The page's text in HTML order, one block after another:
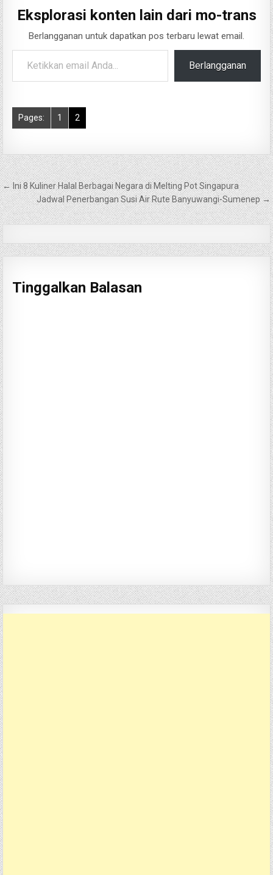
Eksplorasi konten lain dari mo-trans
Berlangganan untuk dapatkan pos terbaru lewat email.
Ketikkan email Anda...
Berlangganan
Pages: 1 2
Navigasi
pos
← Ini 8 Kuliner Halal Berbagai Negara di Melting Pot Singapura
Jadwal Penerbangan Susi Air Rute Banyuwangi-Sumenep →
Tinggalkan Balasan